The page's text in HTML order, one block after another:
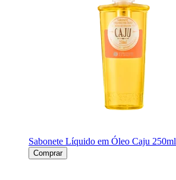
Sabonete Líquido em Óleo Caju 250ml
Comprar